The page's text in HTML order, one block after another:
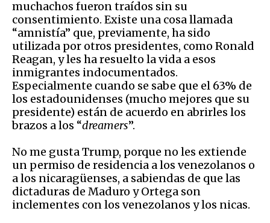
muchachos fueron traídos sin su
consentimiento. Existe una cosa llamada
“amnistía” que, previamente, ha sido
utilizada por otros presidentes, como Ronald
Reagan, y les ha resuelto la vida a esos
inmigrantes indocumentados.
Especialmente cuando se sabe que el 63% de
los estadounidenses (mucho mejores que su
presidente) están de acuerdo en abrirles los
brazos a los “dreamers”.
No me gusta Trump, porque no les extiende
un permiso de residencia a los venezolanos o
a los nicaragüenses, a sabiendas de que las
dictaduras de Maduro y Ortega son
inclementes con los venezolanos y los nicas.